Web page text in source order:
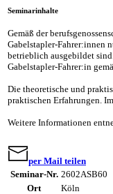
Seminarinhalte
Gemäß der
Gabelstapler-Fahrer:innen
betrieblich ausgebildet
Gabelstapler-Fahrer:in
Die theoretische und
praktischen Erfahrungen.
Weitere Informationen
per Mail teilen
Seminar-Nr. 2602ASB60
Ort
Köln